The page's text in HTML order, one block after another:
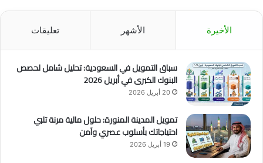
ر
إ
ق
الأخيرة الأشهر تعليقات
سباق التمويل في السعودية: تحليل شامل لحصص
البنوك الكبرى في أبريل 2026
20 أبريل 2026
تمويل المدينة المنورة: حلول مالية مرنة تلبي
احتياجاتك بأسلوب عصري وآمن
19 أبريل 2026